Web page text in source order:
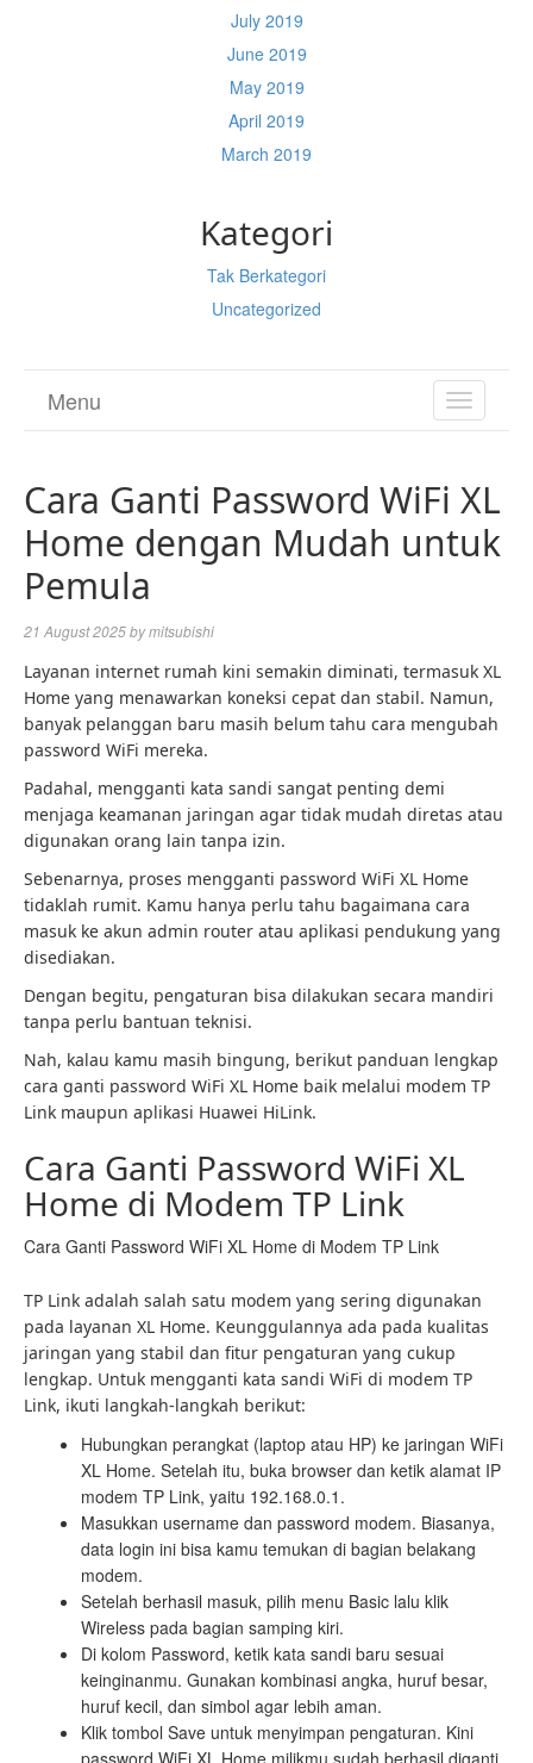
July 2019
June 2019
May 2019
April 2019
March 2019
Kategori
Tak Berkategori
Uncategorized
TOGGLE
Menu
Cara Ganti Password WiFi XL
Home dengan Mudah untuk
Pemula
21 August 2025bymitsubishi
Layanan internet rumah kini semakin diminati, termasuk XL
Home yang menawarkan koneksi cepat dan stabil. Namun,
banyak pelanggan baru masih belum tahu cara mengubah
password WiFi mereka.
Padahal, mengganti kata sandi sangat penting demi
menjaga keamanan jaringan agar tidak mudah diretas atau
digunakan orang lain tanpa izin.
Sebenarnya, proses mengganti password WiFi XL Home
tidaklah rumit. Kamu hanya perlu tahu bagaimana cara
masuk ke akun admin router atau aplikasi pendukung yang
disediakan.
Dengan begitu, pengaturan bisa dilakukan secara mandiri
tanpa perlu bantuan teknisi.
Nah, kalau kamu masih bingung, berikut panduan lengkap
cara ganti password WiFi XL Home baik melalui modem TP
Link maupun aplikasi Huawei HiLink.
Cara Ganti Password WiFi XL
Home di Modem TP Link
Cara Ganti Password WiFi XL Home di Modem TP Link
TP Link adalah salah satu modem yang sering digunakan
pada layanan XL Home. Keunggulannya ada pada kualitas
jaringan yang stabil dan fitur pengaturan yang cukup
lengkap. Untuk mengganti kata sandi WiFi di modem TP
Link, ikuti langkah-langkah berikut:
Hubungkan perangkat (laptop atau HP) ke jaringan WiFi
XL Home. Setelah itu, buka browser dan ketik alamat IP
modem TP Link, yaitu 192.168.0.1.
Masukkan username dan password modem. Biasanya,
data login ini bisa kamu temukan di bagian belakang
modem.
Setelah berhasil masuk, pilih menu Basic lalu klik
Wireless pada bagian samping kiri.
Di kolom Password, ketik kata sandi baru sesuai
keinginanmu. Gunakan kombinasi angka, huruf besar,
huruf kecil, dan simbol agar lebih aman.
Klik tombol Save untuk menyimpan pengaturan. Kini
password WiFi XL Home milikmu sudah berhasil diganti.